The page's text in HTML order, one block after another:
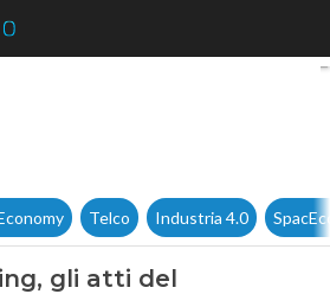
Cloud computing, gli atti del
Telco Industria 4.0
gli atti del